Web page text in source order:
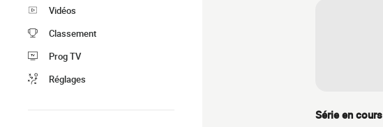
Vidéos
Classement
Prog TV
Réglages
Série en cours